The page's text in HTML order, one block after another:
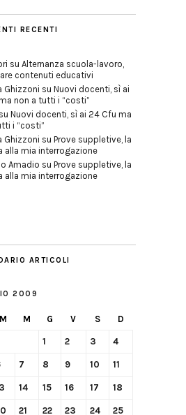
RECENTI
su Alternanza scuola-lavoro,
contenuti educativi
Ghizzoni su Nuovi docenti, sì ai
non a tutti i “costi”
su Nuovi docenti, sì ai 24 Cfu ma
i “costi”
Ghizzoni su Prove suppletive, la
alla mia interrogazione
Amadio su Prove suppletive, la
alla mia interrogazione
ARTICOLI
2009
M M G V S D
1 2 3 4
7 8 9 10 11
14 15 16 17 18
21 22 23 24 25